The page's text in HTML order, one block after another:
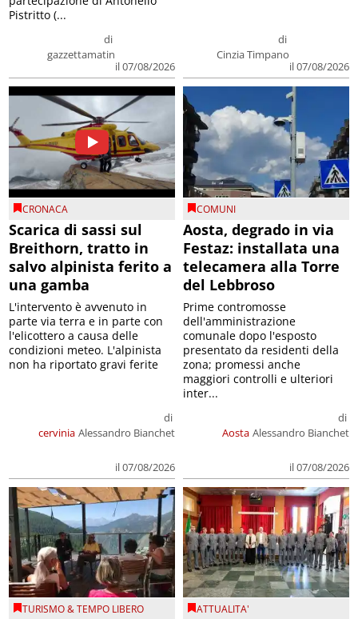
di
gazzettamatin
il 07/08/2026
Pistritto (...
di
Cinzia Timpano
il 07/08/2026
CRONACA
Scarica di sassi sul
Breithorn, tratto in
salvo alpinista ferito a
una gamba
cervinia
di
Alessandro Bianchet
il 07/08/2026
L'intervento è avvenuto in
parte via terra e in parte con
l'elicottero a causa delle
condizioni meteo. L'alpinista
non ha riportato gravi ferite
COMUNI
Aosta, degrado in via
Festaz: installata una
telecamera alla Torre
del Lebbroso
Aosta
di
Alessandro Bianchet
il 07/08/2026
Prime contromosse
dell'amministrazione
comunale dopo l'esposto
presentato da residenti della
zona; promessi anche
maggiori controlli e ulteriori
inter...
TURISMO & TEMPO LIBERO ATTUALITA'